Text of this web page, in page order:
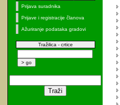
Prijava suradnika
Prijave i registracije članova
Ažuriranje podataka gradovi
Tražilica - crtice